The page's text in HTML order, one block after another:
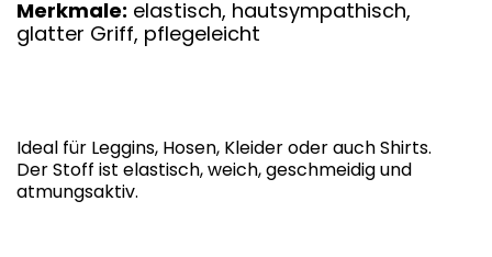
Merkmale: elastisch, hautsympathisch,
glatter Griff, pflegeleicht
Ideal für Leggins, Hosen, Kleider oder auch Shirts.
Der Stoff ist elastisch, weich, geschmeidig und
atmungsaktiv.